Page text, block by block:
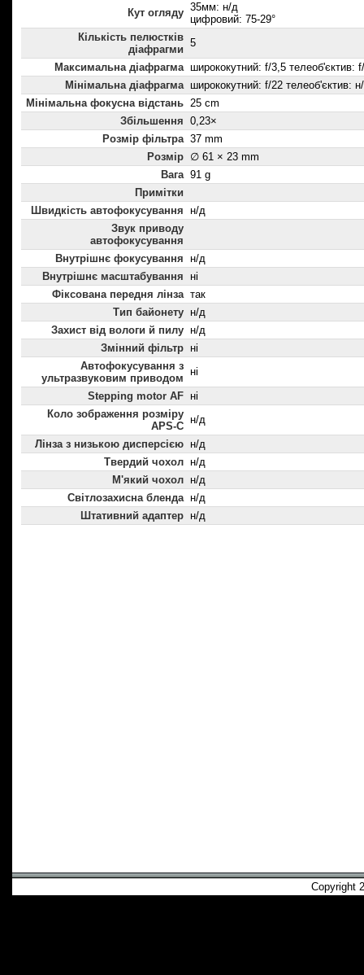
Кут огляду 35мм: н/д
цифровий: 75-29°
Кількість пелюстків
діафрагми
5
Максимальна діафрагма ширококутний: f/3,5 телеоб'єктив:
Мінімальна діафрагма ширококутний: f/22 телеоб'єктив:
Мінімальна фокусна відстань 25 cm
Збільшення 0,23×
Розмір фільтра 37 mm
Розмір ∅ 61 × 23 mm
Вага 91 g
Примітки
Швидкість автофокусування н/д
Звук приводу
автофокусування
Внутрішнє фокусування н/д
Внутрішнє масштабування
ні
Фіксована передня лінза так
Тип байонету н/д
Захист від вологи й пилу н/д
Змінний фільтр ні
Автофокусування з
ультразвуковим приводом
ні
Stepping motor AF ні
Коло зображення розміру
APS-C
н/д
Лінза з низькою дисперсією н/д
Твердий чохол н/д
М'який чохол н/д
Світлозахисна бленда н/д
Штативний адаптер н/д
Copyright